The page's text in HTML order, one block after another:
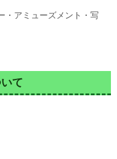
・アミューズメント・写
て